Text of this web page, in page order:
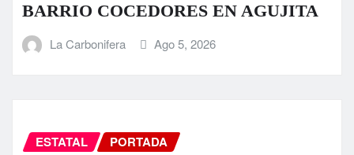
BARRIO COCEDORES EN AGUJITA
La Carbonifera Ago 5, 2026
ESTATAL PORTADA